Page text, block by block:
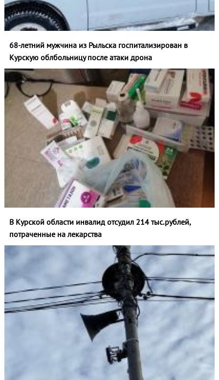
68-летний мужчина из Рыльска госпитализирован в
Курскую облбольницу после атаки дрона
В Курской области инвалид отсудил 214 тыс.рублей,
потраченные на лекарства